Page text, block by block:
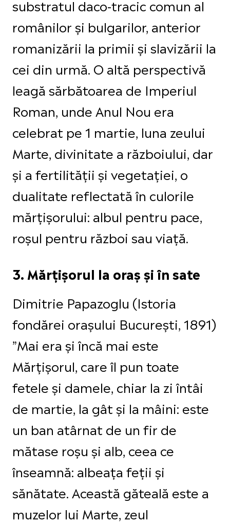
substratul daco-tracic comun al
românilor și bulgarilor, anterior
romanizării la primii și slavizării la
cei din urmă. O altă perspectivă
leagă sărbătoarea de Imperiul
Roman, unde Anul Nou era
celebrat pe 1 martie, luna zeului
Marte, divinitate a războiului, dar
și a fertilității și vegetației, o
dualitate reflectată în culorile
mărțișorului: albul pentru pace,
roșul pentru război sau viață.
3. Mărțișorul la oraș și în sate
Dimitrie Papazoglu (Istoria
fondărei orașului București, 1891)
”Mai era și încă mai este
Mărțișorul, care îl pun toate
fetele și damele, chiar la zi întâi
de martie, la gât și la mâini: este
un ban atârnat de un fir de
mătase roșu și alb, ceea ce
înseamnă: albeața feții și
sănătate. Această găteală este a
muzelor lui Marte, zeul